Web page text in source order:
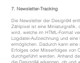
7. Newsletter-Tracking
Die Newsletter der Design94
Zählpixel ist eine Miniaturgrafik,
wird, welche im HTML-Format
Logdatei-Aufzeichnung und eine
ermöglichen. Dadurch kann
Erfolges oder Misserfolges von
durchgeführt werden. Anhand
die Design94 erkennen, ob und